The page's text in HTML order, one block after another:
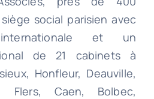
social parisien avec
et un
de 21 cabinets à
Honfleur, Deauville,
Flers, Caen, Bolbec,